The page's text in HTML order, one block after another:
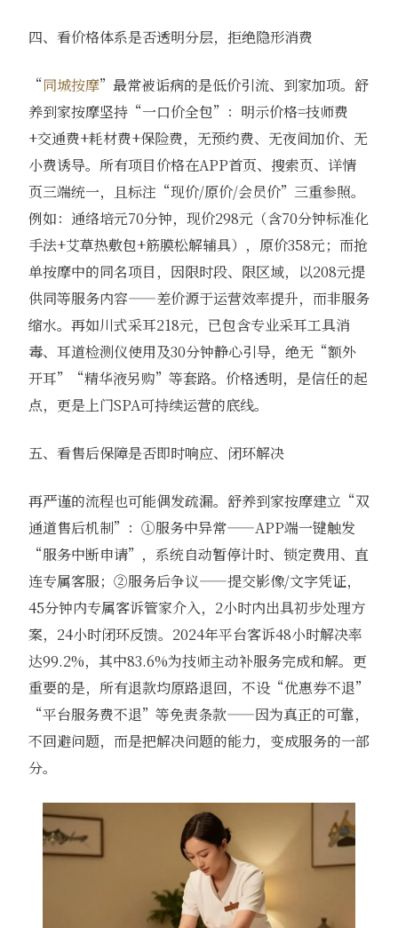
四、看价格体系是否透明分层，拒绝隐形消费
“同城按摩”最常被诟病的是低价引流、到家加项。舒
养到家按摩坚持“一口价全包”：明示价格=技师费
+交通费+耗材费+保险费，无预约费、无夜间加价、无
小费诱导。所有项目价格在APP首页、搜索页、详情
页三端统一，且标注“现价/原价/会员价”三重参照。
例如：通络培元70分钟，现价298元（含70分钟标准化
手法+艾草热敷包+筋膜松解辅具），原价358元；而抢
单按摩中的同名项目，因限时段、限区域，以208元提
供同等服务内容——差价源于运营效率提升，而非服务
缩水。再如川式采耳218元，已包含专业采耳工具消
毒、耳道检测仪使用及30分钟静心引导，绝无“额外
开耳”“精华液另购”等套路。价格透明，是信任的起
点，更是上门SPA可持续运营的底线。
五、看售后保障是否即时响应、闭环解决
再严谨的流程也可能偶发疏漏。舒养到家按摩建立“双
通道售后机制”：①服务中异常——APP端一键触发
“服务中断申请”，系统自动暂停计时、锁定费用、直
连专属客服；②服务后争议——提交影像/文字凭证，
45分钟内专属客诉管家介入，2小时内出具初步处理方
案，24小时闭环反馈。2024年平台客诉48小时解决率
达99.2%，其中83.6%为技师主动补服务完成和解。更
重要的是，所有退款均原路退回，不设“优惠券不退”
“平台服务费不退”等免责条款——因为真正的可靠，
不回避问题，而是把解决问题的能力，变成服务的一部
分。